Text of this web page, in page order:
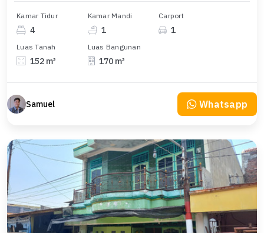
Kamar Tidur
4
Kamar Mandi
1
Carport
1
Luas Tanah
152 m²
Luas Bangunan
170 m²
Samuel Whatsapp